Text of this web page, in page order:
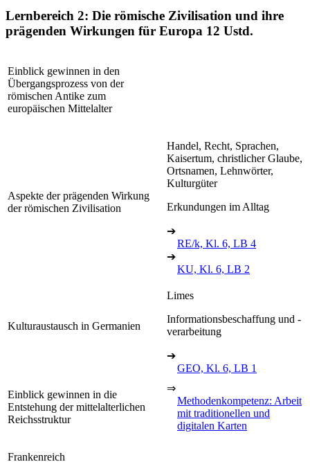
Lernbereich 2: Die römische Zivilisation und ihre
prägenden Wirkungen für Europa 12 Ustd.
Einblick gewinnen in den
Übergangsprozess von der
römischen Antike zum
europäischen Mittelalter
Aspekte der prägenden Wirkung
der römischen Zivilisation
Handel, Recht, Sprachen,
Kaisertum, christlicher Glaube,
Ortsnamen, Lehnwörter,
Kulturgüter
Erkundungen im Alltag
➔
RE/k, Kl. 6, LB 4
➔
KU, Kl. 6, LB 2
Kulturaustausch in Germanien
Limes
Informationsbeschaffung und -
verarbeitung
➔
GEO, Kl. 6, LB 1
Einblick gewinnen in die
Entstehung der mittelalterlichen
Reichsstruktur
⇒
Methodenkompetenz: Arbeit
mit traditionellen und
digitalen Karten
Frankenreich